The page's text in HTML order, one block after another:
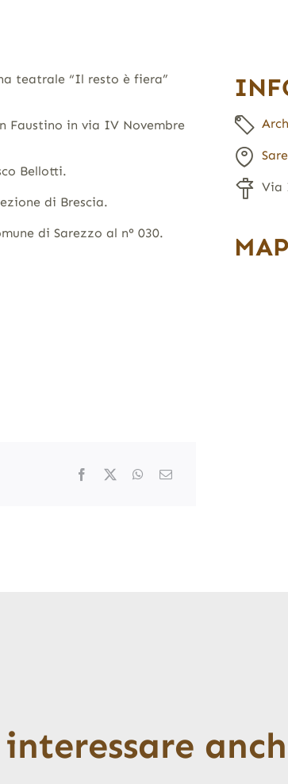
teatrale “Il resto è fiera”
Faustino in via IV Novembre
Bellotti.
di Brescia.
di Sarezzo al n° 030.
Via